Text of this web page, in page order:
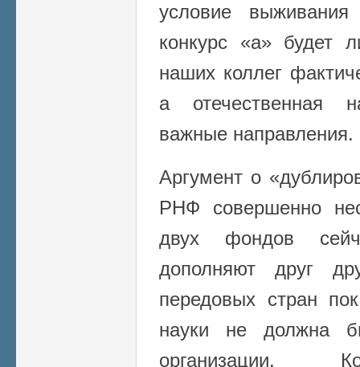
условие
конкурс «а» будет
наших коллег
а отечественная
важные направления.
Аргумент о
РНФ совершенно
двух фондов
дополняют друг
передовых стран
науки не должна
организации.